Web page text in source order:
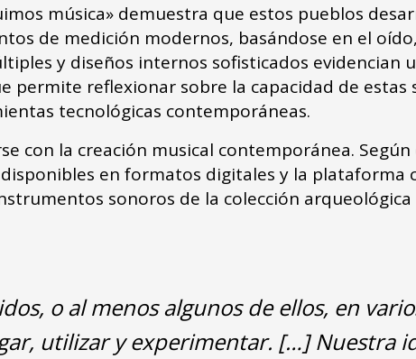
música» demuestra que estos pueblos
de medición modernos, basándose en el
y diseños internos sofisticados evidencian
permite reflexionar sobre la capacidad de
tecnológicas contemporáneas.
con la creación musical contemporánea. Según
en formatos digitales y la plataforma
sonoros de la colección arqueológica
o al menos algunos de ellos, en
utilizar y experimentar. […] Nuestra